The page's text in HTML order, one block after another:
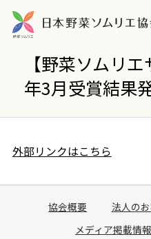
【野菜ソムリ
年3月受賞結果
外部リンクはこちら
協会概要 法人の
メディア掲載情報